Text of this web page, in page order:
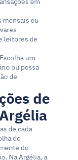
mensais ou
leitores de
um
ou possa
de
de
de cada
do
do
Na Argélia, a